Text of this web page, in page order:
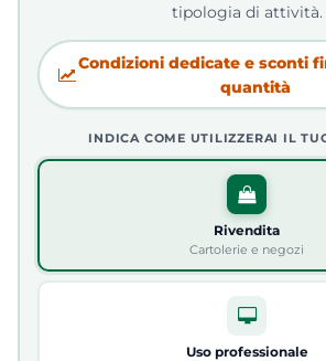
tipologia di attività.
Condizioni dedicate e sconti
quantità
INDICA COME UTILIZZERAI IL
Rivendita
Cartolerie e negozi
Uso professionale